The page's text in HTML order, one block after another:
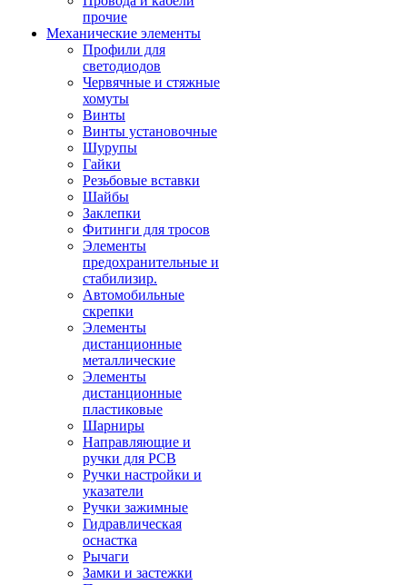
прочие
Механические элементы
Профили для
светодиодов
Червячные и стяжные
хомуты
Винты
Винты установочные
Шурупы
Гайки
Резьбовые вставки
Шайбы
Заклепки
Фитинги для тросов
Элементы
предохранительные и
стабилизир.
Автомобильные
скрепки
Элементы
дистанционные
металлические
Элементы
дистанционные
пластиковые
Шарниры
Направляющие и
ручки для PCB
Ручки настройки и
указатели
Ручки зажимные
Гидравлическая
оснастка
Рычаги
Замки и застежки